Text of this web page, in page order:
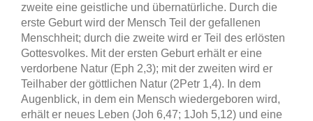
zweite eine geistliche und übernatürliche. Durch die
erste Geburt wird der Mensch Teil der gefallenen
Menschheit; durch die zweite wird er Teil des erlösten
Gottesvolkes. Mit der ersten Geburt erhält er eine
verdorbene Natur (Eph 2,3); mit der zweiten wird er
Teilhaber der göttlichen Natur (2Petr 1,4). In dem
Augenblick, in dem ein Mensch wiedergeboren wird,
erhält er neues Leben (Joh 6,47; 1Joh 5,12) und eine